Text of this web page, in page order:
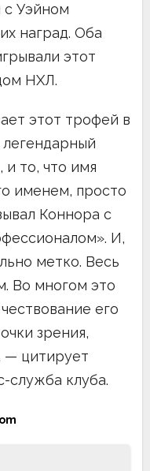
с Уэйном
наград. Оба
этот
НХЛ.
этот трофей в
и то, что имя
именем, просто
Коннора с
И,
метко. Весь
Во многом это
его
зрения,
— цитирует
служба клуба.